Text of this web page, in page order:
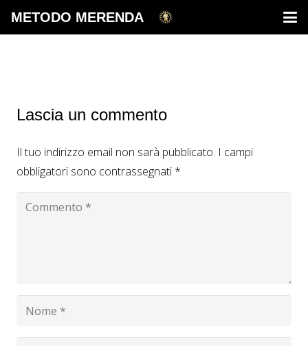
METODO MERENDA
Lascia un commento
Il tuo indirizzo email non sarà pubblicato. I campi
obbligatori sono contrassegnati *